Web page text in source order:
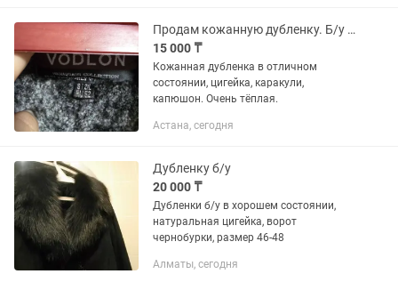
деньги.
Продам кожанную дубленку. Б/у в отличном состоянии.
15 000 ₸
Кожанная дубленка в отличном
состоянии, цигейка, каракули,
капюшон. Очень тёплая.
Астана, сегодня
Дубленку б/у
20 000 ₸
Дубленки б/у в хорошем состоянии,
натуральная цигейка, ворот
чернобурки, размер 46-48
Алматы, сегодня